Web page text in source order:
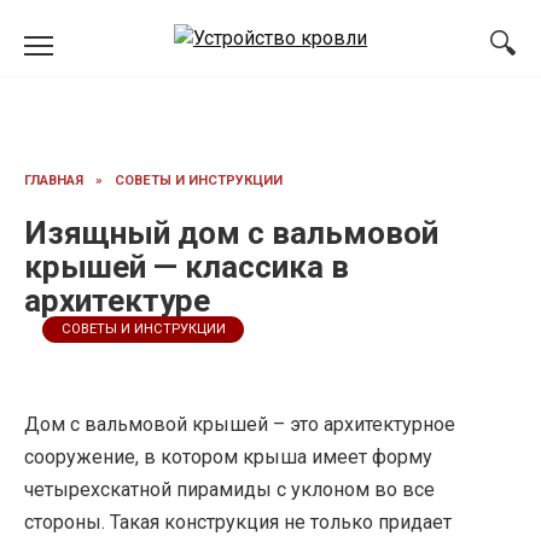
ГЛАВНАЯ » СОВЕТЫ И ИНСТРУКЦИИ
Изящный дом с вальмовой
крышей — классика в
архитектуре
СОВЕТЫ И ИНСТРУКЦИИ
Дом с вальмовой крышей – это архитектурное
сооружение, в котором крыша имеет форму
четырехскатной пирамиды с уклоном во все
стороны. Такая конструкция не только придает